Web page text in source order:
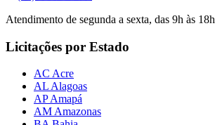
Atendimento de segunda a sexta, das 9h às 18h
Licitações por Estado
AC Acre
AL Alagoas
AP Amapá
AM Amazonas